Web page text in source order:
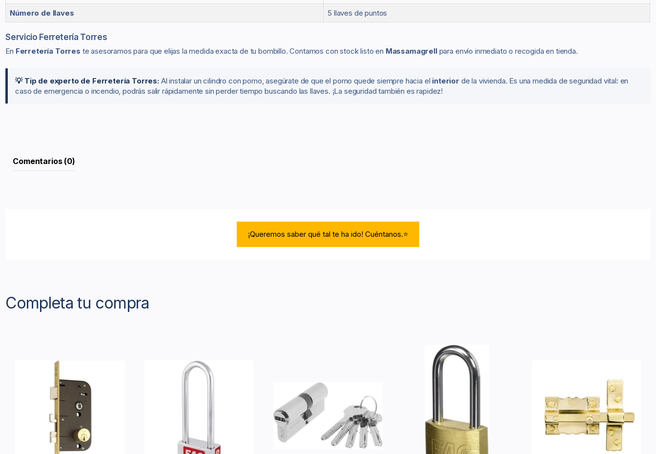
Número de llaves
5 llaves de puntos
Servicio Ferretería Torres
En Ferretería Torres te asesoramos para que elijas la medida exacta de tu bombillo. Contamos con stock listo en Massamagrellpara envío inmediato o recogida en tienda.
💡 Tip de experto de Ferretería Torres:Al instalar un cilindro con pomo, asegúrate de que el pomo quede siempre hacia el interior de la vivienda. Es una medida de seguridad vital: en
caso de emergencia o incendio, podrás salir rápidamente sin perder tiempo buscando las llaves. ¡La seguridad también es rapidez!
Comentarios (0)
¡Queremos saber qué tal te ha ido! Cuéntanos.⭐
Completa tu compra